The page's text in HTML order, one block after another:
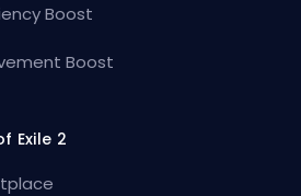
Boost
Boost
Exile 2